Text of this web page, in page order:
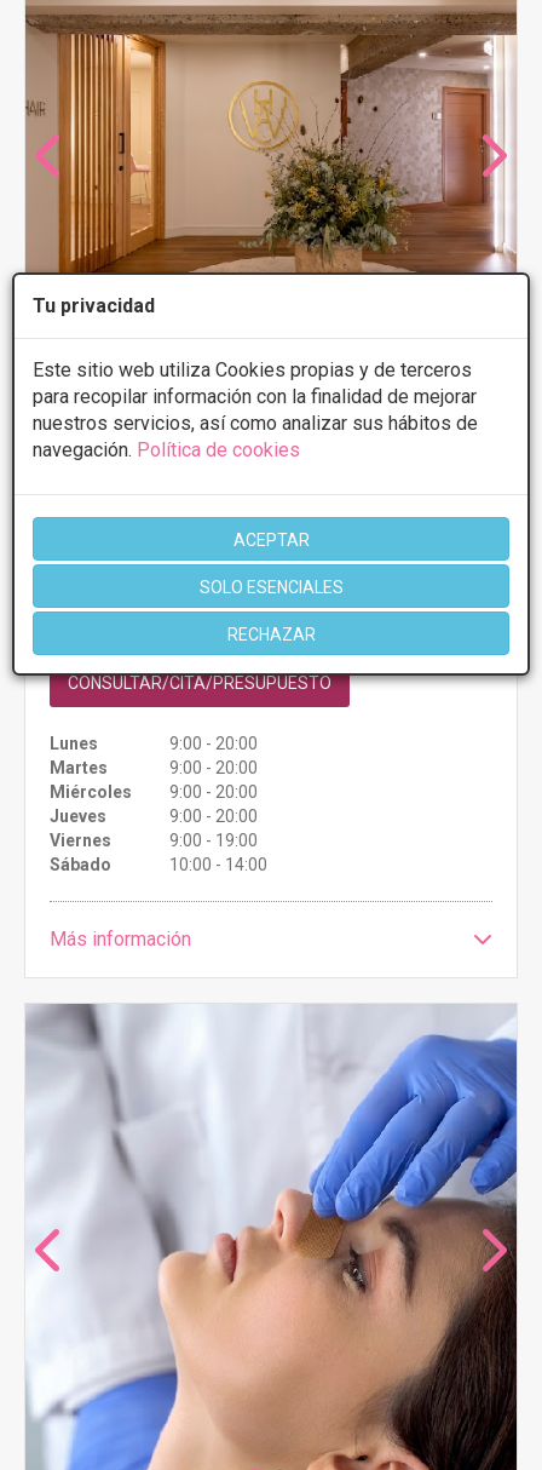
Tu privacidad
Este sitio web utiliza Cookies propias y de terceros
para recopilar información con la finalidad de mejorar
nuestros servicios, así como analizar sus hábitos de
navegación. Política de cookies
ACEPTAR
SOLO ESENCIALES
RECHAZAR
Henao Wellness Clinic
Desde 5000€
CONSULTAR/CITA/PRESUPUESTO
Lunes
9:00 - 20:00
Martes
9:00 - 20:00
Miércoles
9:00 - 20:00
Jueves
9:00 - 20:00
Viernes
9:00 - 19:00
Sábado
10:00 - 14:00
Más información